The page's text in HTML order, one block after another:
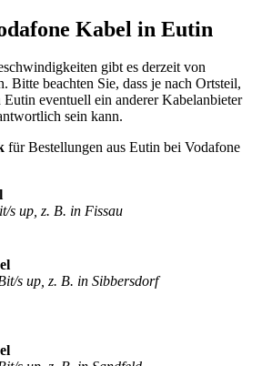
Kabel in Eutin
gibt es derzeit von
Bitte beachten Sie, dass je nach Ortsteil,
Eutin eventuell ein anderer Kabelanbieter
sein kann.
für Bestellungen aus Eutin bei Vodafone
s up, z. B. in Fissau
s up, z. B. in Sibbersdorf